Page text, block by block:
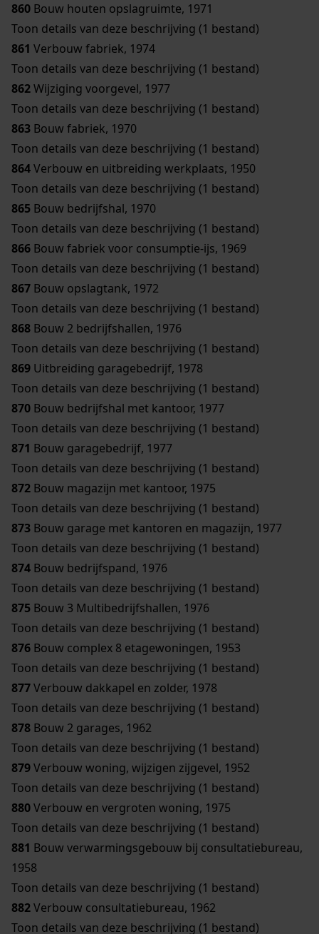
860 Bouw houten opslagruimte, 1971
Toon details van deze beschrijving (1 bestand)
861 Verbouw fabriek, 1974
Toon details van deze beschrijving (1 bestand)
862Wijziging voorgevel, 1977
Toon details van deze beschrijving (1 bestand)
863 Bouw fabriek, 1970
Toon details van deze beschrijving (1 bestand)
864Verbouw en uitbreiding werkplaats, 1950
Toon details van deze beschrijving (1 bestand)
865 Bouw bedrijfshal, 1970
Toon details van deze beschrijving (1 bestand)
866 Bouw fabriek voor consumptie-ijs, 1969
Toon details van deze beschrijving (1 bestand)
867 Bouw opslagtank, 1972
Toon details van deze beschrijving (1 bestand)
868 Bouw 2 bedrijfshallen, 1976
Toon details van deze beschrijving (1 bestand)
869 Uitbreiding garagebedrijf, 1978
Toon details van deze beschrijving (1 bestand)
870 Bouw bedrijfshal met kantoor, 1977
Toon details van deze beschrijving (1 bestand)
871 Bouw garagebedrijf, 1977
Toon details van deze beschrijving (1 bestand)
872 Bouw magazijn met kantoor, 1975
Toon details van deze beschrijving (1 bestand)
873 Bouw garage met kantoren en magazijn, 1977
Toon details van deze beschrijving (1 bestand)
874 Bouw bedrijfspand, 1976
Toon details van deze beschrijving (1 bestand)
875 Bouw 3 Multibedrijfshallen, 1976
Toon details van deze beschrijving (1 bestand)
876 Bouw complex 8 etagewoningen, 1953
Toon details van deze beschrijving (1 bestand)
877Verbouw dakkapel en zolder, 1978
Toon details van deze beschrijving (1 bestand)
878 Bouw 2 garages, 1962
Toon details van deze beschrijving (1 bestand)
879Verbouw woning, wijzigen zijgevel, 1952
Toon details van deze beschrijving (1 bestand)
880Verbouw en vergroten woning, 1975
Toon details van deze beschrijving (1 bestand)
881 Bouw verwarmingsgebouw bij consultatiebureau,
1958
Toon details van deze beschrijving (1 bestand)
882Verbouw consultatiebureau, 1962
Toon details van deze beschrijving (1 bestand)